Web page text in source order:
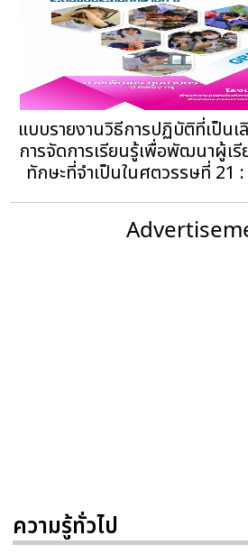
แบบรายงานวิธีการปฏิบัติที่เป็น
การจัดการเรียนรู้เพื่อพัฒนาผู้เ
ทักษะที่จําเป็นในศตวรรษที่ 21
ความรู้ทั่วไป